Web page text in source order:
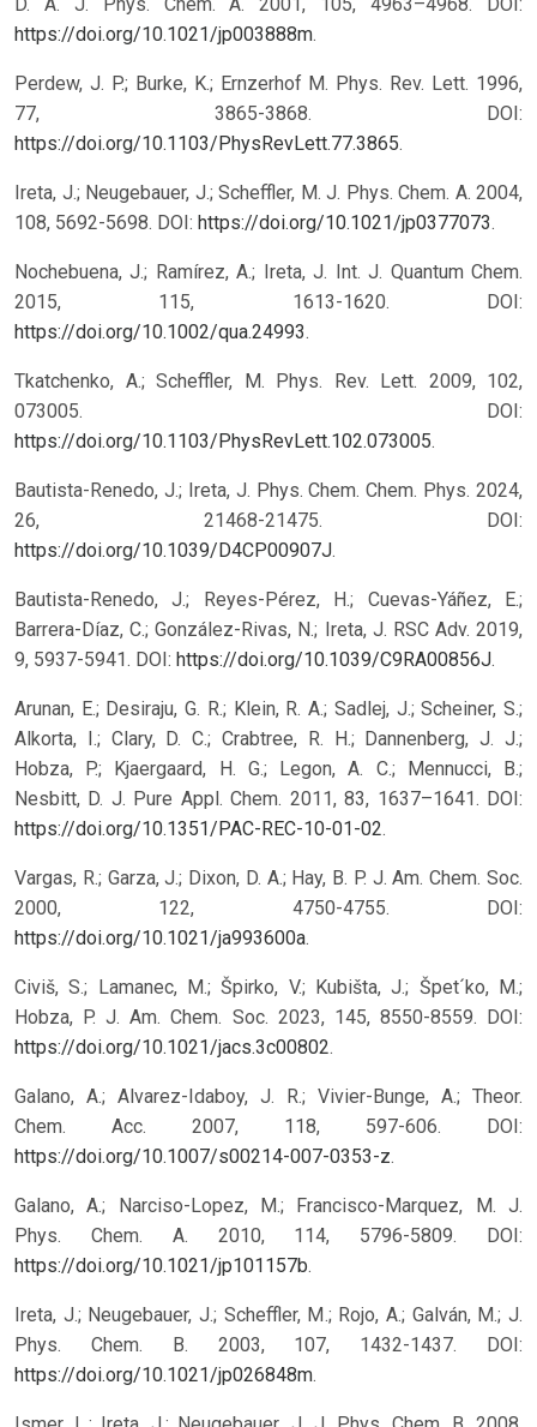
https://doi.org/10.1021/jp003888m.
Perdew, J. P.; Burke, K.; Ernzerhof M. Phys. Rev. Lett. 1996,
77, 3865-3868. DOI:
https://doi.org/10.1103/PhysRevLett.77.3865.
Ireta, J.; Neugebauer, J.; Scheffler, M. J. Phys. Chem. A. 2004,
108, 5692-5698. DOI: https://doi.org/10.1021/jp0377073.
Nochebuena, J.; Ramírez, A.; Ireta, J. Int. J. Quantum Chem.
2015, 115, 1613-1620. DOI:
https://doi.org/10.1002/qua.24993.
Tkatchenko, A.; Scheffler, M. Phys. Rev. Lett. 2009, 102,
073005. DOI:
https://doi.org/10.1103/PhysRevLett.102.073005.
Bautista-Renedo, J.; Ireta, J. Phys. Chem. Chem. Phys. 2024,
26, 21468-21475. DOI:
https://doi.org/10.1039/D4CP00907J.
Bautista-Renedo, J.; Reyes-Pérez, H.; Cuevas-Yáñez, E.;
Barrera-Díaz, C.; González-Rivas, N.; Ireta, J. RSC Adv. 2019,
9, 5937-5941. DOI: https://doi.org/10.1039/C9RA00856J.
Arunan, E.; Desiraju, G. R.; Klein, R. A.; Sadlej, J.; Scheiner, S.;
Alkorta, I.; Clary, D. C.; Crabtree, R. H.; Dannenberg, J. J.;
Hobza, P.; Kjaergaard, H. G.; Legon, A. C.; Mennucci, B.;
Nesbitt, D. J. Pure Appl. Chem. 2011, 83, 1637–1641. DOI:
https://doi.org/10.1351/PAC-REC-10-01-02.
Vargas, R.; Garza, J.; Dixon, D. A.; Hay, B. P. J. Am. Chem. Soc.
2000, 122, 4750-4755. DOI:
https://doi.org/10.1021/ja993600a.
Civiš, S.; Lamanec, M.; Špirko, V.; Kubišta, J.; Špet´ko, M.;
Hobza, P. J. Am. Chem. Soc. 2023, 145, 8550-8559. DOI:
https://doi.org/10.1021/jacs.3c00802.
Galano, A.; Alvarez-Idaboy, J. R.; Vivier-Bunge, A.; Theor.
Chem. Acc. 2007, 118, 597-606. DOI:
https://doi.org/10.1007/s00214-007-0353-z.
Galano, A.; Narciso-Lopez, M.; Francisco-Marquez, M. J.
Phys. Chem. A. 2010, 114, 5796-5809. DOI:
https://doi.org/10.1021/jp101157b.
Ireta, J.; Neugebauer, J.; Scheffler, M.; Rojo, A.; Galván, M.; J.
Phys. Chem. B. 2003, 107, 1432-1437. DOI:
https://doi.org/10.1021/jp026848m.